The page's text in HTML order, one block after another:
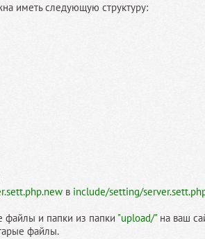
иметь следующую структуру:
в include/setting/
файлы и папки из папки "upload/"на ваш
файлы.